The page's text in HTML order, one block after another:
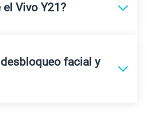
el Vivo Y21?
facial y